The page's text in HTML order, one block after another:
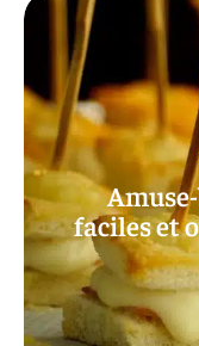
faciles et